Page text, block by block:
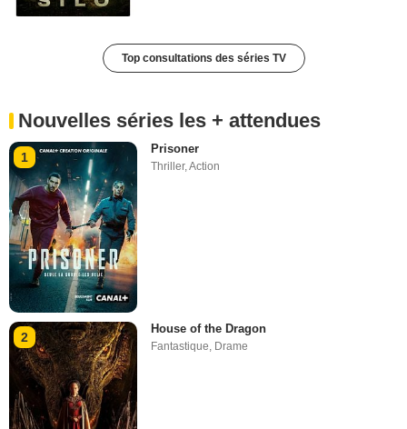
Top consultations des séries TV
Nouvelles séries les + attendues
1
Prisoner
Thriller,Action
2
House of the Dragon
Fantastique, Drame